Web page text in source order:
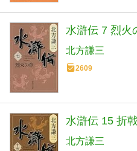
水滸伝 7 烈火
北方謙三
2609
水滸伝 15 折
北方謙三